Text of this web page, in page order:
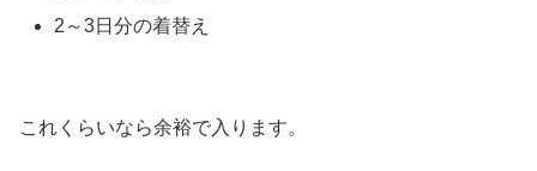
2～3日分の着替え
これくらいなら余裕で入ります。